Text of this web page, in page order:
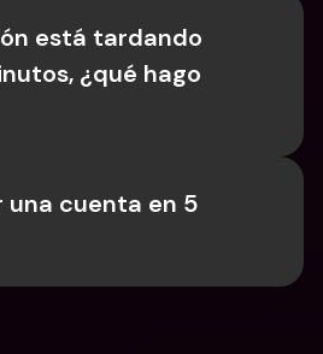
está tardando
¿qué hago
una cuenta en 5